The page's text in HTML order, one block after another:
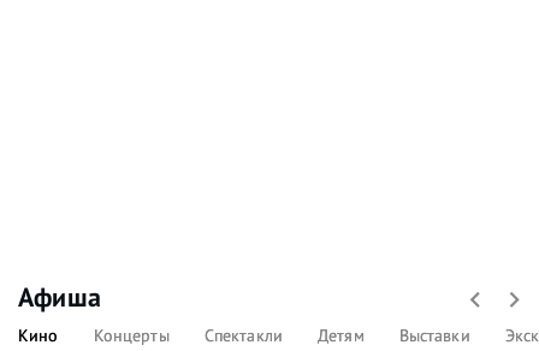
Афиша
Кино Концерты Спектакли Детям Выставки